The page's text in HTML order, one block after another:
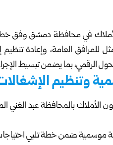
في محافظة دمشق وفق خطة
للمرافق العامة، وإعادة
الرقمي، بما يضمن تبسيط
وتنظيم